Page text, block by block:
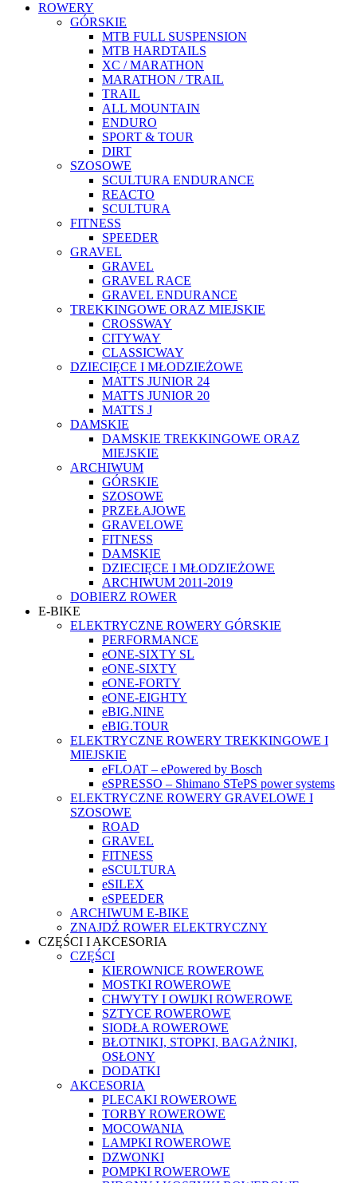
ROWERY
GÓRSKIE
MTB FULL SUSPENSION
MTB HARDTAILS
XC / MARATHON
MARATHON / TRAIL
TRAIL
ALL MOUNTAIN
ENDURO
SPORT & TOUR
DIRT
SZOSOWE
SCULTURA ENDURANCE
REACTO
SCULTURA
FITNESS
SPEEDER
GRAVEL
GRAVEL
GRAVEL RACE
GRAVEL ENDURANCE
TREKKINGOWE ORAZ MIEJSKIE
CROSSWAY
CITYWAY
CLASSICWAY
DZIECIĘCE I MŁODZIEŻOWE
MATTS JUNIOR 24
MATTS JUNIOR 20
MATTS J
DAMSKIE
DAMSKIE TREKKINGOWE ORAZ
MIEJSKIE
ARCHIWUM
GÓRSKIE
SZOSOWE
PRZEŁAJOWE
GRAVELOWE
FITNESS
DAMSKIE
DZIECIĘCE I MŁODZIEŻOWE
ARCHIWUM 2011-2019
DOBIERZ ROWER
E-BIKE
ELEKTRYCZNE ROWERY GÓRSKIE
PERFORMANCE
eONE-SIXTY SL
eONE-SIXTY
eONE-FORTY
eONE-EIGHTY
eBIG.NINE
eBIG.TOUR
ELEKTRYCZNE ROWERY TREKKINGOWE I
MIEJSKIE
eFLOAT – ePowered by Bosch
eSPRESSO – Shimano STePS power systems
ELEKTRYCZNE ROWERY GRAVELOWE I
SZOSOWE
ROAD
GRAVEL
FITNESS
eSCULTURA
eSILEX
eSPEEDER
ARCHIWUM E-BIKE
ZNAJDŹ ROWER ELEKTRYCZNY
CZĘŚCI I AKCESORIA
CZĘŚCI
KIEROWNICE ROWEROWE
MOSTKI ROWEROWE
CHWYTY I OWIJKI ROWEROWE
SZTYCE ROWEROWE
SIODŁA ROWEROWE
BŁOTNIKI, STOPKI, BAGAŻNIKI,
OSŁONY
DODATKI
AKCESORIA
PLECAKI ROWEROWE
TORBY ROWEROWE
MOCOWANIA
LAMPKI ROWEROWE
DZWONKI
POMPKI ROWEROWE